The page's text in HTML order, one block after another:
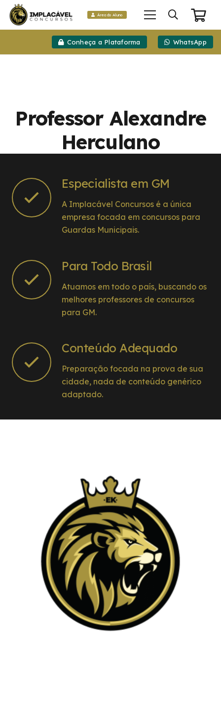
Área do Aluno
Conheça a Plataforma WhatsApp
Professor Alexandre
Herculano
Especialista em GM
A Implacável Concursos é a única
empresa focada em concursos para
Guardas Municipais.
Para Todo Brasil
Atuamos em todo o país, buscando os
melhores professores de concursos
para GM.
Conteúdo Adequado
Preparação focada na prova de sua
cidade, nada de conteúdo genérico
adaptado.